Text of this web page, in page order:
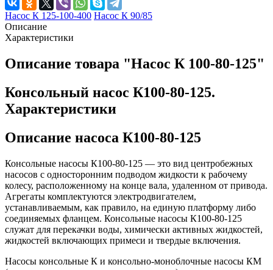
Насос К 125-100-400 Насос К 90/85
Описание
Характеристики
Описание товара "Насос К 100-80-125"
Консольный насос К100-80-125.
Характеристики
Описание насоса К100-80-125
Консольные насосы К100-80-125 — это вид центробежных
насосов с односторонним подводом жидкости к рабочему
колесу, расположенному на конце вала, удаленном от привода.
Агрегаты комплектуются электродвигателем,
устанавливаемым, как правило, на единую платформу либо
соединяемых фланцем. Консольные насосы К100-80-125
служат для перекачки воды, химически активных жидкостей,
жидкостей включающих примеси и твердые включения.
Насосы консольные К и консольно-моноблочные насосы КМ